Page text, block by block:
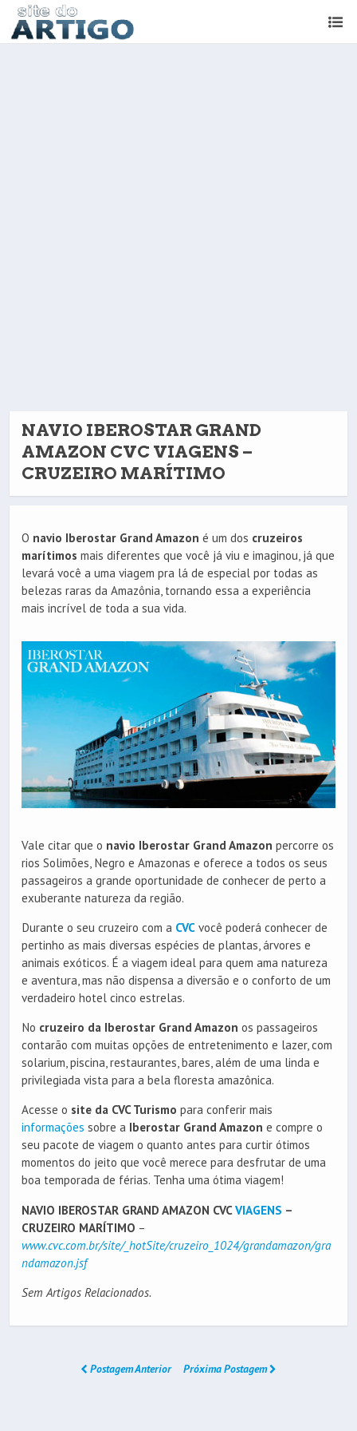
NAVIO IBEROSTAR GRAND
AMAZON CVC VIAGENS –
CRUZEIRO MARÍTIMO
O navio Iberostar Grand Amazon é um dos cruzeiros
marítimos mais diferentes que você já viu e imaginou, já que
levará você a uma viagem pra lá de especial por todas as
belezas raras da Amazônia, tornando essa a experiência
mais incrível de toda a sua vida.
Vale citar que o navio Iberostar Grand Amazon percorre os
rios Solimões, Negro e Amazonas e oferece a todos os seus
passageiros a grande oportunidade de conhecer de perto a
exuberante natureza da região.
Durante o seu cruzeiro com a CVC você poderá conhecer de
pertinho as mais diversas espécies de plantas, árvores e
animais exóticos. É a viagem ideal para quem ama natureza
e aventura, mas não dispensa a diversão e o conforto de um
verdadeiro hotel cinco estrelas.
No cruzeiro da Iberostar Grand Amazon os passageiros
contarão com muitas opções de entretenimento e lazer, com
solarium, piscina, restaurantes, bares, além de uma linda e
privilegiada vista para a bela floresta amazônica.
Acesse o site da CVC Turismo para conferir mais
informações sobre a Iberostar Grand Amazon e compre o
seu pacote de viagem o quanto antes para curtir ótimos
momentos do jeito que você merece para desfrutar de uma
boa temporada de férias. Tenha uma ótima viagem!
NAVIO IBEROSTAR GRAND AMAZON CVCVIAGENS –
CRUZEIRO MARÍTIMO –
www.cvc.com.br/site/_hotSite/cruzeiro_1024/grandamazon/gra
ndamazon.jsf
Sem Artigos Relacionados.
Postagem Anterior Próxima Postagem